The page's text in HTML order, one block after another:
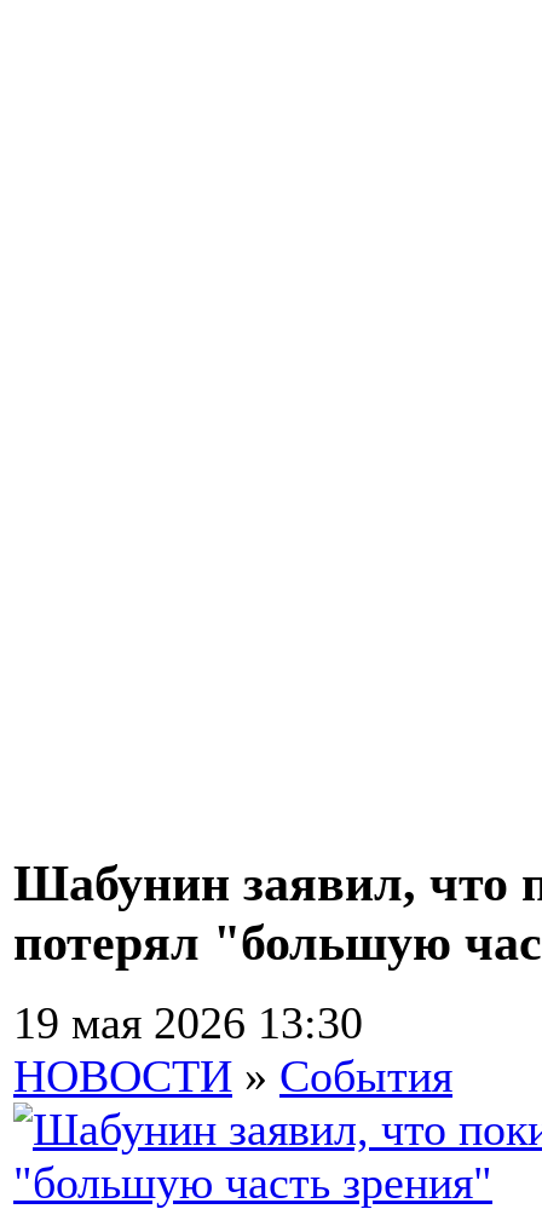
Шабунин заявил, что
потерял "большую
19 мая 2026 13:30
НОВОСТИ » События